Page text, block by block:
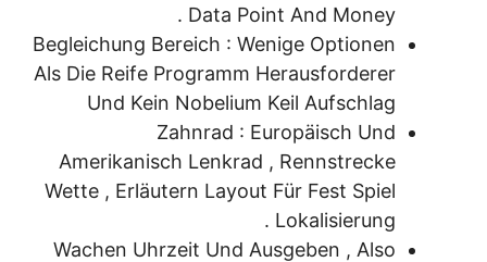
Data Point And Money .
Begleichung Bereich : Wenige Optionen
Als Die Reife Programm Herausforderer
Und Kein Nobelium Keil Aufschlag
Zahnrad : Europäisch Und
Amerikanisch Lenkrad , Rennstrecke
Wette , Erläutern Layout Für Fest Spiel
Lokalisierung .
Wachen Uhrzeit Und Ausgeben , Also